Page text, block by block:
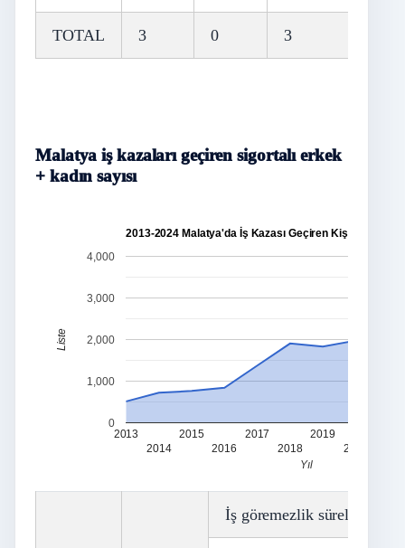
TOTAL 3 0 3
Malatya iş kazaları geçiren sigortalı erkek
+ kadın sayısı
2013-2024 Malatya'da İş Kazası Geçiren Kişi Sayısı
2013
2014
2015
2016
2017
2018
2019
2020
0
1,000
2,000
3,000
4,000
Yıl
Liste
İş göremezlik sürelerine